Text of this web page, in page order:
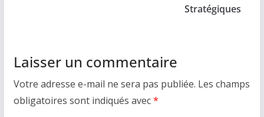
Stratégiques
Laisser un commentaire
Votre adresse e-mail ne sera pas publiée. Les champs
obligatoires sont indiqués avec*